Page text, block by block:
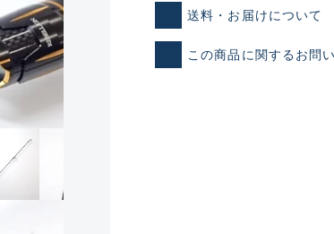
新古品（メーカー問屋から
送料・お届けについて
この商品に関するお問